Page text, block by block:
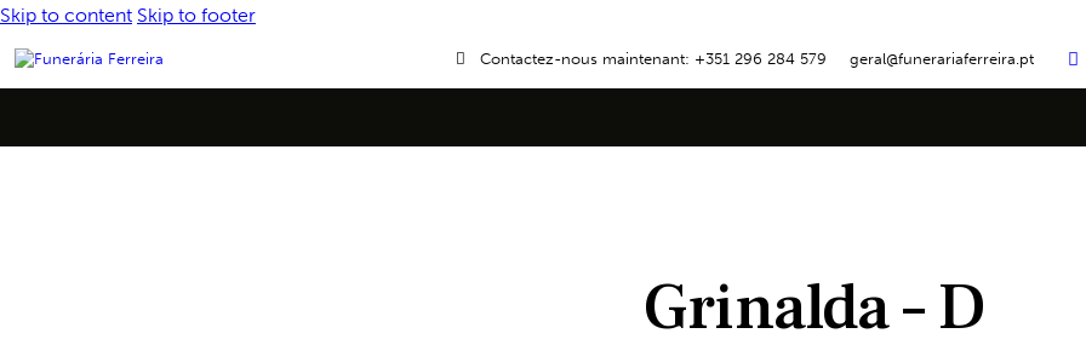
Skip to content Skip to footer
Contactez-nous maintenant: +351 296 284 579 geral@funerariaferreira.pt
Grinalda – D